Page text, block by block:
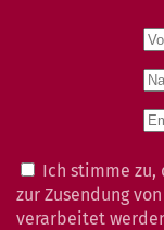
Ich stimme zu,
zur Zusendung
verarbeitet